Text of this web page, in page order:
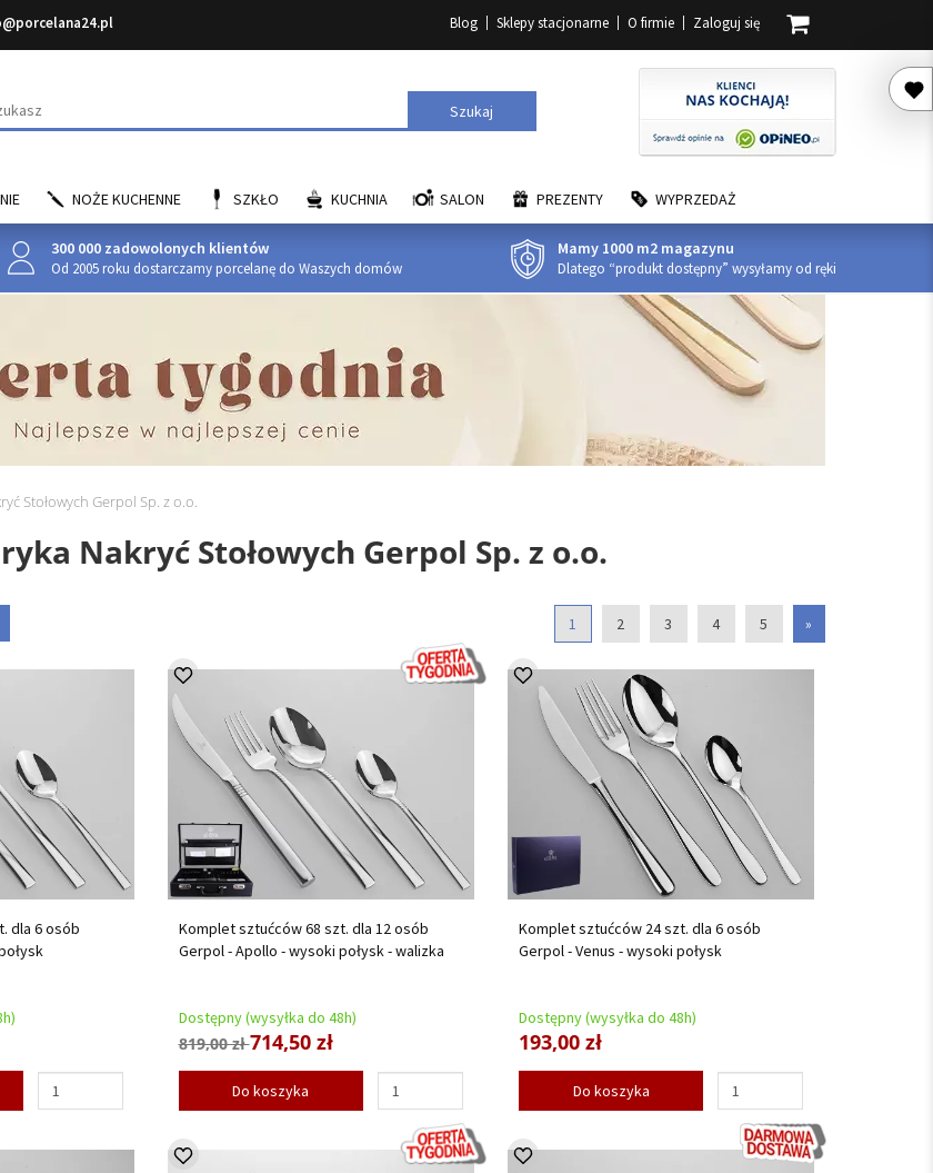
Blog Sklepy stacjonarne O firmie Zaloguj się
Szukaj
NOŻE KUCHENNE SZKŁO KUCHNIA SALON PREZENTY WYPRZEDAŻ
300 000 zadowolonych klientów
Od 2005 roku dostarczamy porcelanę do Waszych domów
Mamy 1000 m2 magazynu
Dlatego “produkt dostępny” wysyłamy od ręki
Stołowych Gerpol Sp. z o.o.
Nakryć Stołowych Gerpol Sp. z o.o.
1 2 3 4 5 »
dla 6 osób
Komplet sztućców 68 szt. dla 12 osób
Gerpol - Apollo - wysoki połysk - walizka
Dostępny (wysyłka do 48h)
819,00 zł714,50 zł
Do koszyka
Komplet sztućców 24 szt. dla 6 osób
Gerpol - Venus - wysoki połysk
Dostępny (wysyłka do 48h)
193,00 zł
Do koszyka